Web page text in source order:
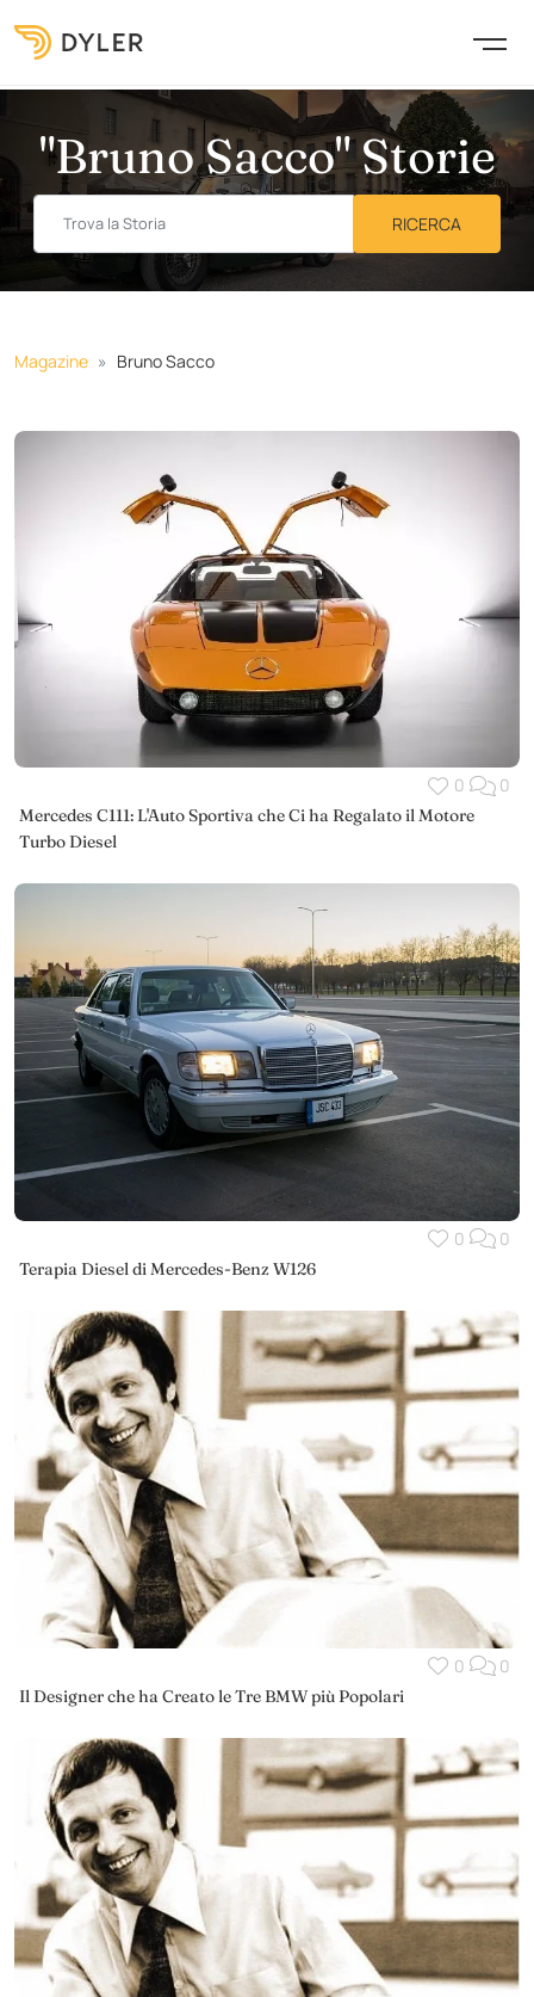
"Bruno Sacco" Storie
Magazine Bruno Sacco
0 0
Mercedes C111: L'Auto Sportiva che Ci ha Regalato il Motore
Turbo Diesel
0 0
Terapia Diesel di Mercedes-Benz W126
0 0
Il Designer che ha Creato le Tre BMW più Popolari